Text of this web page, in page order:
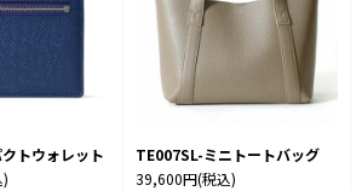
トウォレット
TE007SL-ミニトートバッグ
39,600円(税込)